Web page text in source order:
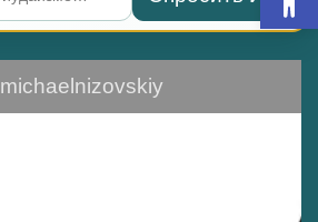
michaelnizovskiy